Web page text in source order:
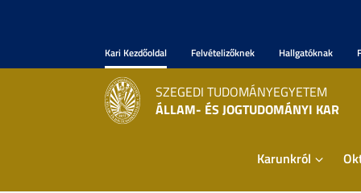
Kari Kezdőoldal Felvételizőknek Hallgatóknak
SZEGEDI TUDOMÁNYEGYETEM
ÁLLAM- ÉS JOGTUDOMÁNYI KAR
Karunkról